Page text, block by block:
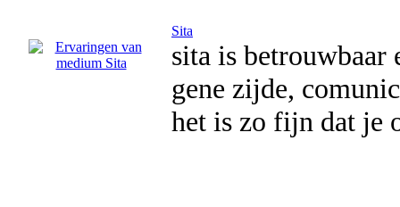
Sita
sita is betrouwbaar
gene zijde,
het is zo fijn dat je